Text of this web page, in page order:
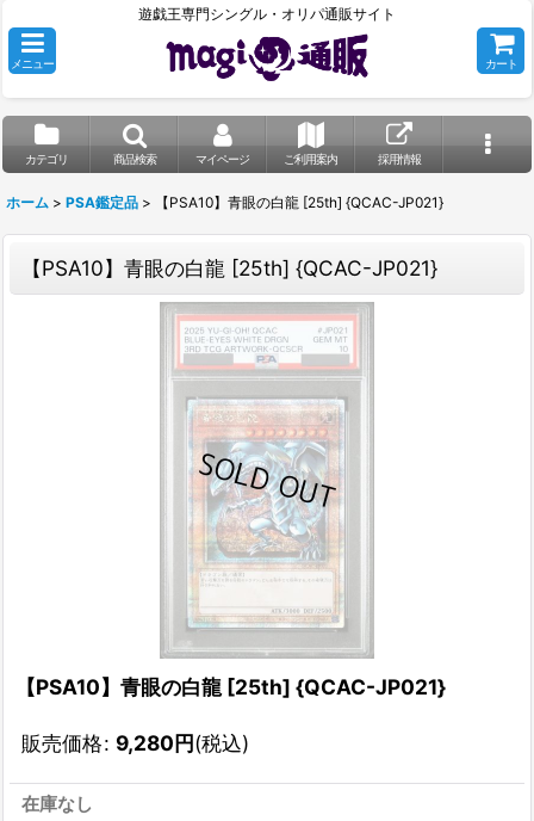
遊戯王専門シングル・オリパ通販サイト
メニュー カート
カテゴリ 商品検索 マイページ ご利用案内 採用情報
ホーム > PSA鑑定品 > 【PSA10】青眼の白龍 [25th] {QCAC-JP021}
【PSA10】青眼の白龍 [25th] {QCAC-JP021}
【PSA10】青眼の白龍 [25th] {QCAC-JP021}
販売価格: 9,280円(税込)
在庫なし